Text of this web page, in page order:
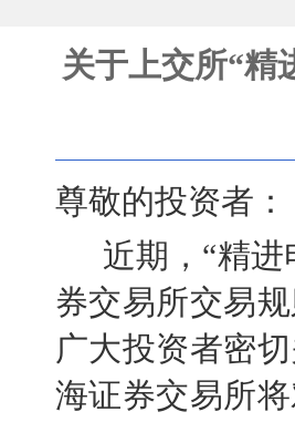
关于上交所“精
尊敬的投资者：
近期， “精进
券交易所交易
广大投资者密
海证券交易所